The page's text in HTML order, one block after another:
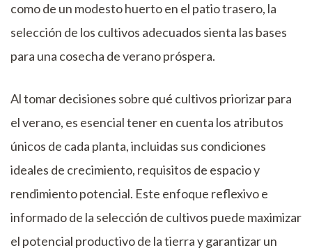
como de un modesto huerto en el patio trasero, la
selección de los cultivos adecuados sienta las bases
para una cosecha de verano próspera.
Al tomar decisiones sobre qué cultivos priorizar para
el verano, es esencial tener en cuenta los atributos
únicos de cada planta, incluidas sus condiciones
ideales de crecimiento, requisitos de espacio y
rendimiento potencial. Este enfoque reflexivo e
informado de la selección de cultivos puede maximizar
el potencial productivo de la tierra y garantizar un